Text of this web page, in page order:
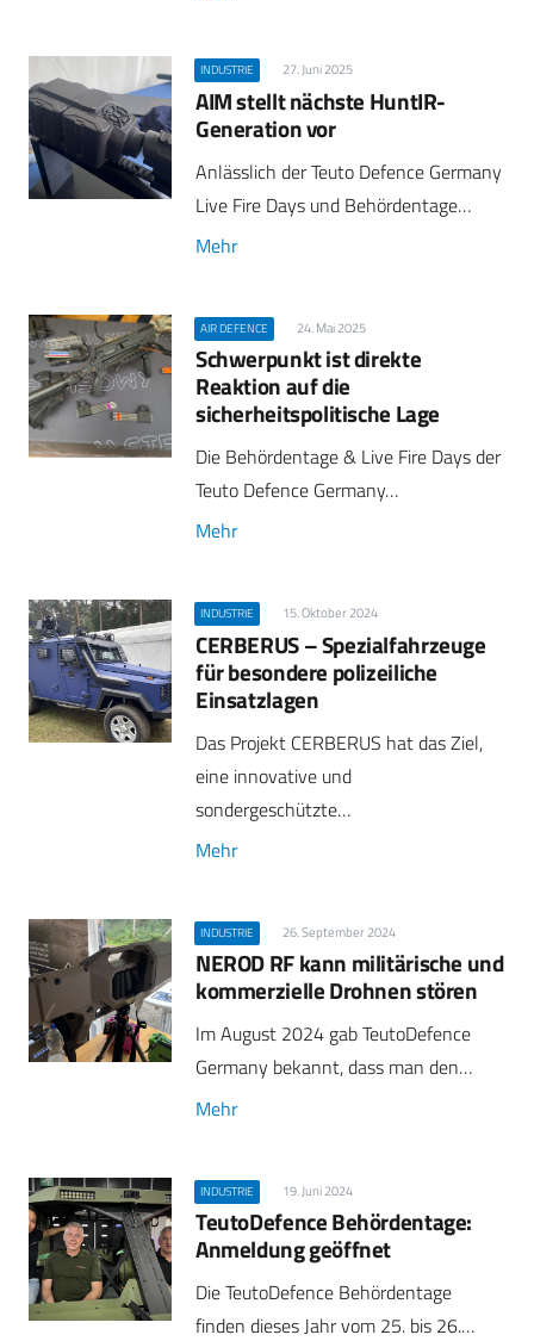
INDUSTRIE 27. Juni 2025
AIM stellt nächste HuntIR-
Generation vor
Anlässlich der Teuto Defence Germany
Live Fire Days und Behördentage…
Mehr
AIR DEFENCE 24. Mai 2025
Schwerpunkt ist direkte
Reaktion auf die
sicherheitspolitische Lage
Die Behördentage & Live Fire Days der
Teuto Defence Germany…
Mehr
INDUSTRIE 15. Oktober 2024
CERBERUS – Spezialfahrzeuge
für besondere polizeiliche
Einsatzlagen
Das Projekt CERBERUS hat das Ziel,
eine innovative und
sondergeschützte…
Mehr
INDUSTRIE 26. September 2024
NEROD RF kann militärische und
kommerzielle Drohnen stören
Im August 2024 gab TeutoDefence
Germany bekannt, dass man den…
Mehr
INDUSTRIE 19. Juni 2024
TeutoDefence Behördentage:
Anmeldung geöffnet
Die TeutoDefence Behördentage
finden dieses Jahr vom 25. bis 26.…